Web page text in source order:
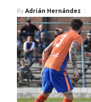
ByAdrián Hernández